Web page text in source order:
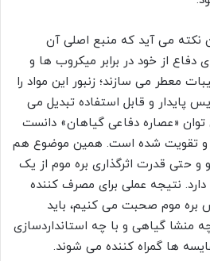
نکته می آید که منبع اصلی آن
دفاع از خود در برابر میکروب ها و
معطر می سازند؛ زنبور این مواد را
پایدار و قابل استفاده تبدیل می
توان «عصاره دفاعی گیاهان» دانست
و تقویت شده است. همین موضوع هم
حتی قدرت اثرگذاری بره موم از یک
نتیجه عملی برای مصرف کننده
بره موم صحبت می کنیم، باید
چه منشا گیاهی و با چه استانداردسازی
ها گمراه کننده می شوند.